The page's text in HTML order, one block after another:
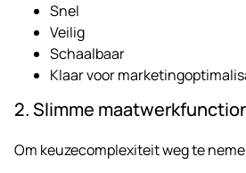
Snel
Veilig
Schaalbaar
Klaar voor
2. Slimme
Om keuzecomplexiteit weg te